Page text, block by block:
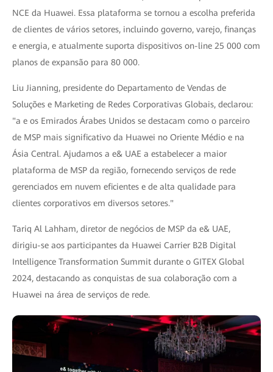
NCE da Huawei. Essa plataforma se tornou a escolha preferida
de clientes de vários setores, incluindo governo, varejo, finanças
e energia, e atualmente suporta dispositivos on-line 25 000 com
planos de expansão para 80 000.
Liu Jianning, presidente do Departamento de Vendas de
Soluções e Marketing de Redes Corporativas Globais, declarou:
"a e os Emirados Árabes Unidos se destacam como o parceiro
de MSP mais significativo da Huawei no Oriente Médio e na
Ásia Central. Ajudamos a e& UAE a estabelecer a maior
plataforma de MSP da região, fornecendo serviços de rede
gerenciados em nuvem eficientes e de alta qualidade para
clientes corporativos em diversos setores."
Tariq Al Lahham, diretor de negócios de MSP da e& UAE,
dirigiu-se aos participantes da Huawei Carrier B2B Digital
Intelligence Transformation Summit durante o GITEX Global
2024, destacando as conquistas de sua colaboração com a
Huawei na área de serviços de rede.